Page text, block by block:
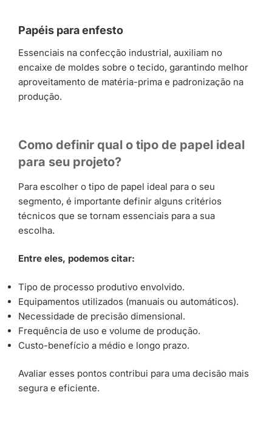
Papéis para enfesto
Essenciais na confecção industrial, auxiliam no
encaixe de moldes sobre o tecido, garantindo melhor
aproveitamento de matéria-prima e padronização na
produção.
Como definir qual o tipo de papel ideal
para seu projeto?
Para escolher o tipo de papel ideal para o seu
segmento, é importante definir alguns critérios
técnicos que se tornam essenciais para a sua
escolha.
Entre eles, podemos citar:
Tipo de processo produtivo envolvido.
Equipamentos utilizados (manuais ou automáticos).
Necessidade de precisão dimensional.
Frequência de uso e volume de produção.
Custo-benefício a médio e longo prazo.
Avaliar esses pontos contribui para uma decisão mais
segura e eficiente.